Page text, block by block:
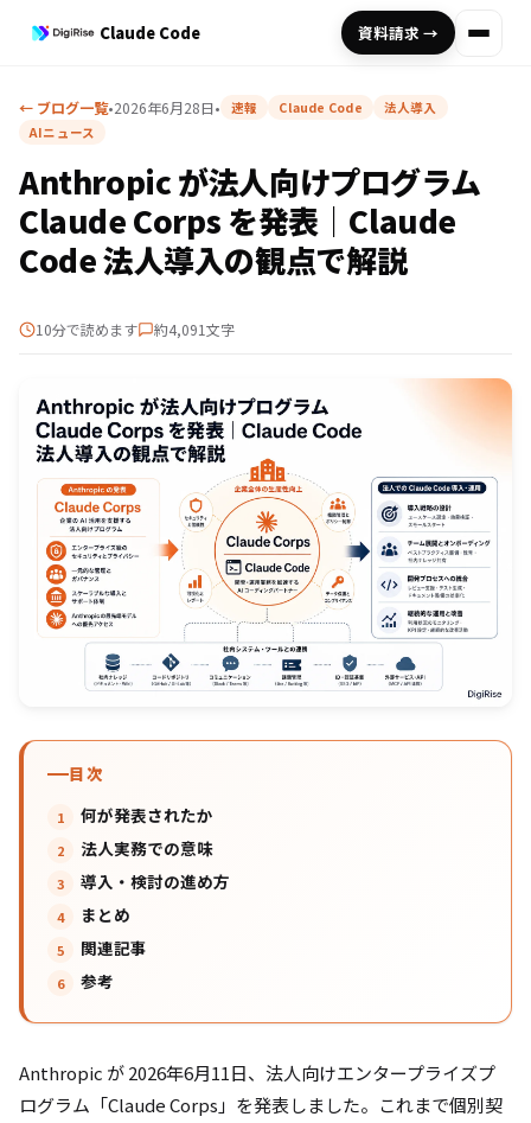
Claude Code 資料請求 →
← ブログ一覧•2026年6月28日• 速報 Claude Code
法人導入
AIニュース
Anthropic が法人向けプログラム
Claude Corps を発表｜Claude
Code 法人導入の観点で解説
10分で読めます 約4,091文字
目次
何が発表されたか
法人実務での意味
導入・検討の進め方
まとめ
関連記事
参考
Anthropic が 2026年6月11日、法人向けエンタープライズプ
ログラム「Claude Corps」を発表しました。これまで個別契